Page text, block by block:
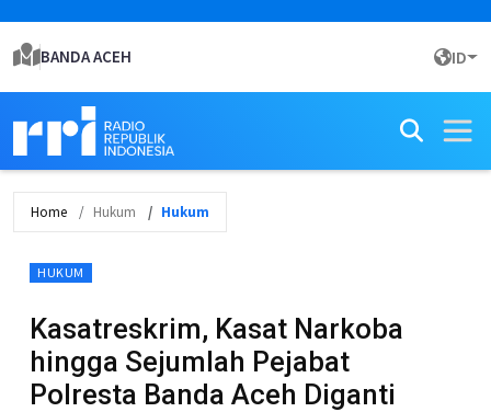
BANDA ACEH ID
Home Hukum Hukum
HUKUM
Kasatreskrim, Kasat Narkoba
hingga Sejumlah Pejabat
Polresta Banda Aceh Diganti